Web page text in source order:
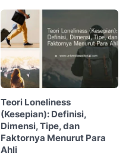
Teori Loneliness
(Kesepian): Definisi,
Dimensi, Tipe, dan
Faktornya Menurut Para
Ahli